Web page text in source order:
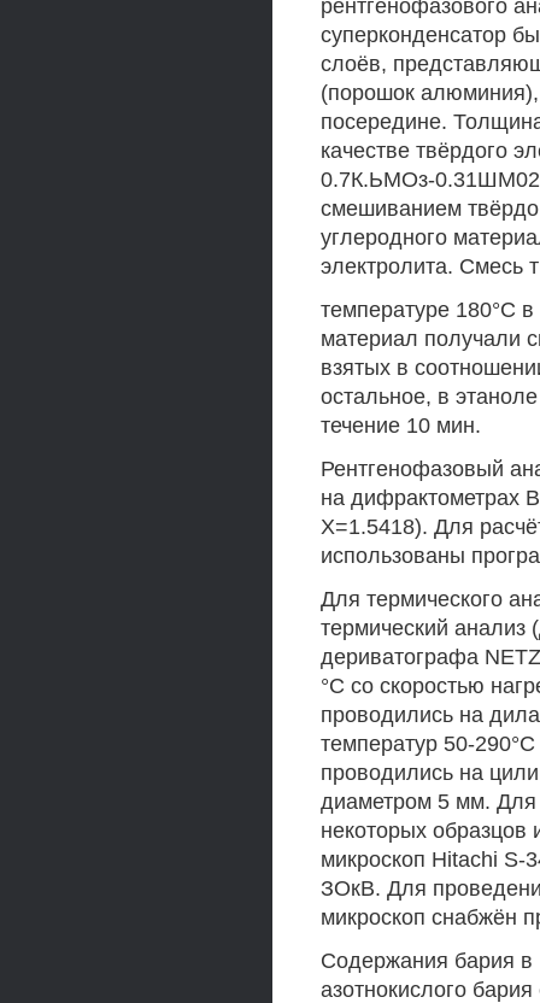
рентгенофазового
суперконденсатор
слоёв,
(порошок алюминия),
посередине.
качестве твёрдого
0.7К.ЬМОз-0.31ШМ02.
смешиванием
углеродного
электролита. Смесь
температуре 180°С
материал получали
взятых в
остальное, в
течение 10 мин.
Рентгенофазовый
на дифрактометрах
Х=1.5418). Для
использованы
Для термического
термический
дериватографа
°С со скоростью
проводились на
температур 50-
проводились на
диаметром 5 мм. Для
некоторых
микроскоп Hitachi
ЗОкВ. Для
микроскоп снабжён
Содержания бария в
азотнокислого